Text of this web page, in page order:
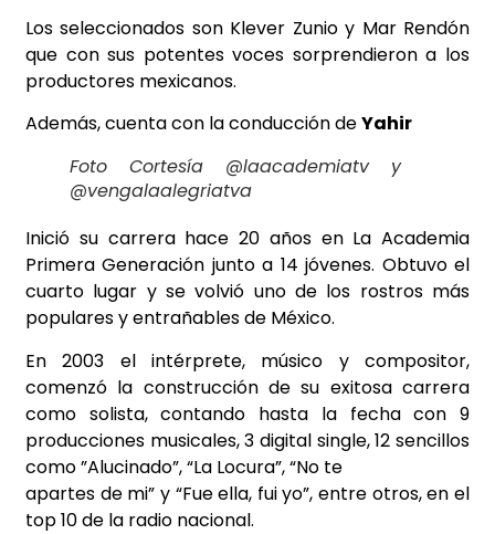
Los seleccionados son Klever Zunio y Mar Rendón
que con sus potentes voces sorprendieron a los
productores mexicanos.
Además, cuenta con la conducción deYahir
Foto Cortesía @laacademiatv y
@vengalaalegriatva
Inició su carrera hace 20 años en La Academia
Primera Generación junto a 14 jóvenes. Obtuvo el
cuarto lugar y se volvió uno de los rostros más
populares y entrañables de México.
En 2003 el intérprete, músico y compositor,
comenzó la construcción de su exitosa carrera
como solista, contando hasta la fecha con 9
producciones musicales, 3 digital single, 12 sencillos
como ”Alucinado”, “La Locura”, “No te
apartes de mi” y “Fue ella, fui yo”, entre otros, en el
top 10 de la radio nacional.